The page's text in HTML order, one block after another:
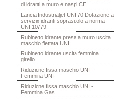
di idranti a muro e naspi CE
Lancia Industrialjet UNI 70 Dotazione a
servizio idranti soprasuolo a norma
UNI 10779
Rubinetto idrante presa a muro uscita
maschio flettata UNI
Rubinetto idrante uscita femmina
girello
Riduzione fissa maschio UNI -
Femmina UNI
Riduzione fissa maschio UNI -
Femmina Gas